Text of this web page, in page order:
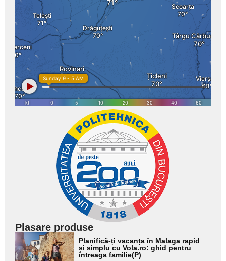
Plasare produse
Adaugă
aici textul
Planifică-ți vacanța în Malaga rapid
și simplu cu Vola.ro: ghid pentru
întreaga familie(P)